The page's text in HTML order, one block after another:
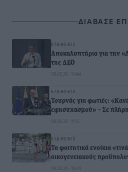
ΔΙΑΒΑΣΕ
ΕΙΔΉΣΕΙΣ
Αποκαλυπτήρια για την
της ΔΕΘ
09.08.26 · 13:44
ΕΙΔΉΣΕΙΣ
Τουρνάς για φωτιές:
εφησυχασμού» – Σε
09.08.26 · 11:12
ΕΙΔΉΣΕΙΣ
Τα φοιτητικά ενοίκια
οικογενειακούς
09.08.26 · 10:24